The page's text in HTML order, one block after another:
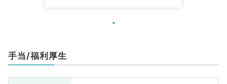
手当/福利厚生